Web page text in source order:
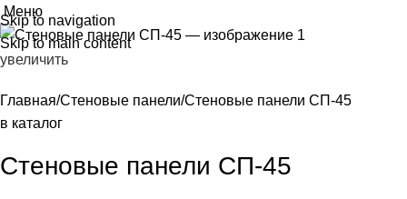
Skip to navigation
Skip to main content
Меню
увеличить
Главная Стеновые панели Стеновые панели СП-45
в каталог
Стеновые панели СП-45